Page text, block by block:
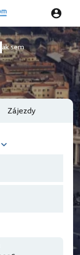
Jak sem
Zájezdy